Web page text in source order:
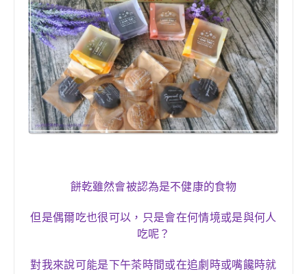
餅乾雖然會被認為是不健康的食物
但 是偶爾吃也很可以 ， 只是會在何情境或是與何人
吃呢？
對我來說可能是下午茶時間或在追劇時或嘴饞時就